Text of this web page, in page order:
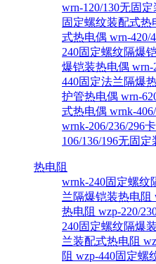
wrn-120/130无固
固定螺纹装配式热
式热电偶 wrn-420/
240固定螺纹隔爆
爆铠装热电偶 wrn-
440固定法兰隔爆
护管热电偶 wrn-
式热电偶 wrnk-
wrnk-206/236/296
106/136/196无固
热电阻
wrnk-240固定螺纹
兰隔爆铠装热电阻
热电阻 wzp-220/
240固定螺纹隔爆
兰装配式热电阻
阻 wzp-440固定螺